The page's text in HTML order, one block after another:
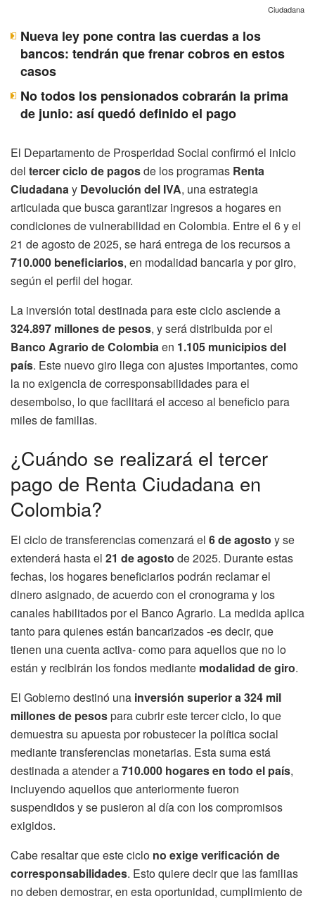
Ciudadana
Nueva ley pone contra las cuerdas a los
bancos: tendrán que frenar cobros en estos
casos
No todos los pensionados cobrarán la prima
de junio: así quedó definido el pago
El Departamento de Prosperidad Social confirmó el inicio
del tercer ciclo de pagosde los programas Renta
Ciudadanay Devolución del IVA, una estrategia
articulada que busca garantizar ingresos a hogares en
condiciones de vulnerabilidad en Colombia. Entre el 6 y el
21 de agosto de 2025, se hará entrega de los recursos a
710.000 beneficiarios, en modalidad bancaria y por giro,
según el perfil del hogar.
La inversión total destinada para este ciclo asciende a
324.897 millones de pesos, y será distribuida por el
Banco Agrario de Colombiaen 1.105 municipios del
país. Este nuevo giro llega con ajustes importantes, como
la no exigencia de corresponsabilidades para el
desembolso, lo que facilitará el acceso al beneficio para
miles de familias.
¿Cuándo se realizará el tercer
pago de Renta Ciudadana en
Colombia?
El ciclo de transferencias comenzará el 6 de agosto y se
extenderá hasta el 21 de agosto de 2025. Durante estas
fechas, los hogares beneficiarios podrán reclamar el
dinero asignado, de acuerdo con el cronograma y los
canales habilitados por el Banco Agrario. La medida aplica
tanto para quienes están bancarizados -es decir, que
tienen una cuenta activa- como para aquellos que no lo
están y recibirán los fondos mediante modalidad de giro.
El Gobierno destinó una inversión superior a 324 mil
millones de pesospara cubrir este tercer ciclo, lo que
demuestra su apuesta por robustecer la política social
mediante transferencias monetarias. Esta suma está
destinada a atender a710.000 hogares en todo el país,
incluyendo aquellos que anteriormente fueron
suspendidos y se pusieron al día con los compromisos
exigidos.
Cabe resaltar que este ciclo no exige verificación de
corresponsabilidades. Esto quiere decir que las familias
no deben demostrar, en esta oportunidad, cumplimiento de